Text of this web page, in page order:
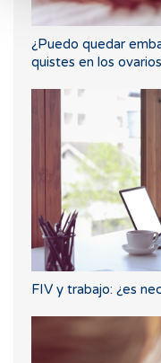
¿Puedo quedar
quistes en los
FIV y trabajo: ¿es